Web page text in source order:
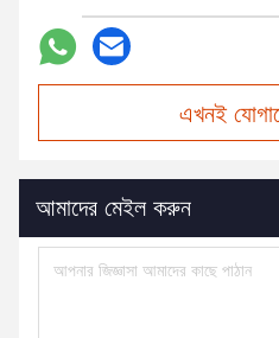
এখনই
আমাদের মেইল করুন